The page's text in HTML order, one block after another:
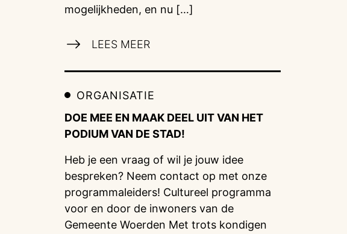
mogelijkheden, en nu […]
LEES MEER
ORGANISATIE
DOE MEE EN MAAK DEEL UIT VAN HET
PODIUM VAN DE STAD!
Heb je een vraag of wil je jouw idee
bespreken? Neem contact op met onze
programmaleiders! Cultureel programma
voor en door de inwoners van de
Gemeente Woerden Met trots kondigen